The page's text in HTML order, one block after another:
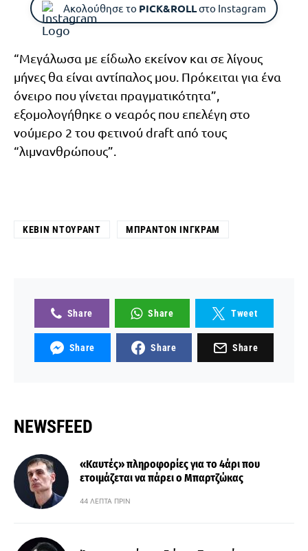
Ακολούθησε το PICK&ROLLστο Instagram
“Μεγάλωσα με είδωλο εκείνον και σε λίγους
μήνες θα είναι αντίπαλος μου. Πρόκειται για ένα
όνειρο που γίνεται πραγματικότητα”,
εξομολογήθηκε ο νεαρός που επελέγη στο
νούμερο 2 του φετινού draft από τους
“λιμνανθρώπους”.
ΚΈΒΙΝ ΝΤΟΥΡΆΝΤ ΜΠΡΆΝΤΟΝ ΊΝΓΚΡΑΜ
Share Share Tweet
Share Share Share
NEWSFEED
«Καυτές» πληροφορίες για το 4άρι που
ετοιμάζεται να πάρει ο Μπαρτζώκας
44 ΛΕΠΤΆ ΠΡΙΝ